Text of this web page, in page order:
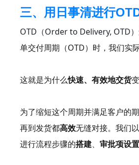
三、用日事清进行
OTD（Order to Delivery, OTD
单交付周期（OTD）时，我们实
这就是为什么快速、有效地交货
为了缩短这个周期并满足客户的
再到发货都高效无缝对接。我们
进行流程步骤的搭建、 审批项设置